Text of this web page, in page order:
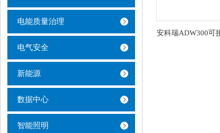
电能质量治理
电气安全
新能源
数据中心
智能照明